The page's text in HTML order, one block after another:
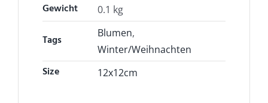
Gewicht 0.1 kg
Tags Blumen,
Winter/Weihnachten
Size 12x12cm